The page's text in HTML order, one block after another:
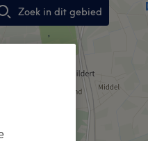
Zoek in dit gebied
,